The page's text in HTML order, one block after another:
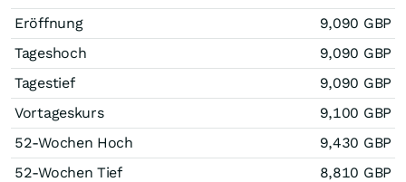
Eröffnung
9,090 GBP
Tageshoch
9,090 GBP
Tagestief
9,090 GBP
Vortageskurs
9,100 GBP
52-Wochen Hoch
9,430 GBP
52-Wochen Tief
8,810 GBP